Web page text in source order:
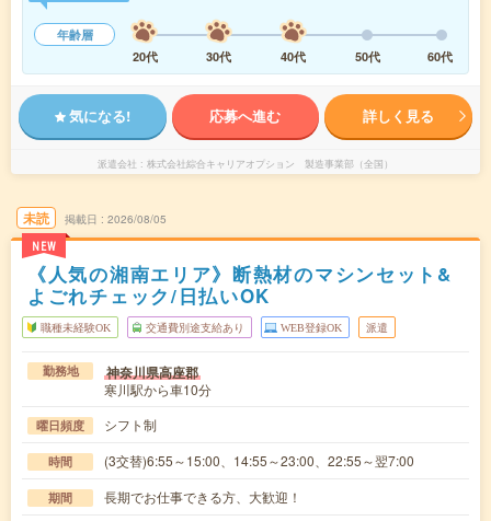
年齢層
20代
30代 40代 50代 60代
気になる! 応募へ進む 詳しく見る
派遣会社 株式会社綜合キャリアオプション 製造事業部（全国）
未読
NEW
掲載日 2026/08/05
《人気の湘南エリア》断熱材のマシンセット&
よごれチェック/日払いOK
職種未経験OK 交通費別途支給あり WEB登録OK 派遣
勤務地 神奈川県高座郡
寒川駅から車10分
曜日頻度 シフト制
時間 (3交替)6:55～15:00、14:55～23:00、22:55～翌7:00
期間 長期でお仕事できる方、大歓迎！